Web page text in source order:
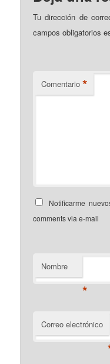
Tu dirección de
campos obligatorios
Comentario *
Notificarme
comments via e-mail
Nombre
*
Correo electrónico